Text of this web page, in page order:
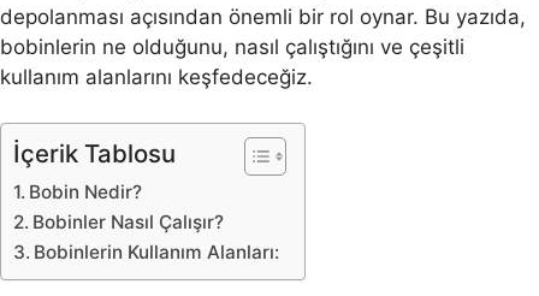
depolanması açısından önemli bir rol oynar. Bu yazıda,
bobinlerin ne olduğunu, nasıl çalıştığını ve çeşitli
kullanım alanlarını keşfedeceğiz.
İçerik Tablosu
Bobin Nedir?
Bobinler Nasıl Çalışır?
Bobinlerin Kullanım Alanları: